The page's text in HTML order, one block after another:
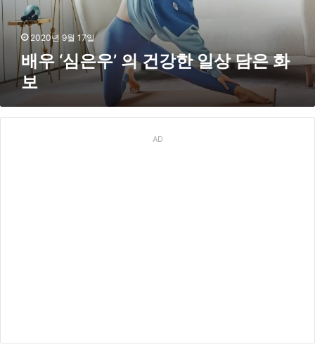
의
건
상
은
2020년 9월 17일
배우 ‘심은우’ 의 건강한 일상 담은 화
보
AD